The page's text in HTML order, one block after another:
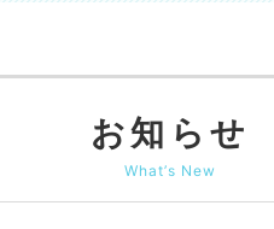
お知らせ
What’s New